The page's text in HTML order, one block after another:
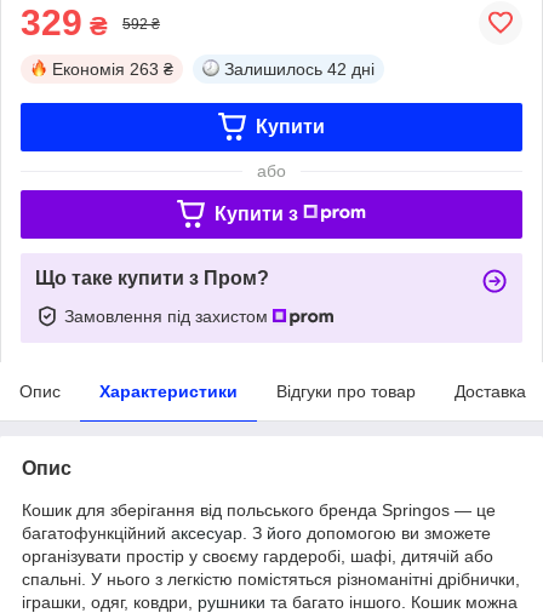
329 ₴ 592 ₴
Економія 263 ₴ Залишилось 42 дні
Купити
або
Купити з
Що таке купити з Пром?
Замовлення під захистом
Опис Характеристики Відгуки про товар Доставка
Опис
Кошик для зберігання від польського бренда Springos — це
багатофункційний аксесуар . З його допомогою ви зможете
організувати простір у своєму гардеробі, шафі, дитячій або
спальні. У нього з легкістю помістяться різноманітні дрібнички,
іграшки, одяг, ковдри, рушники та багато іншого. Кошик можна